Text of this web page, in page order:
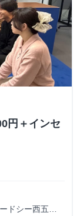
円＋インセ
シー西五反